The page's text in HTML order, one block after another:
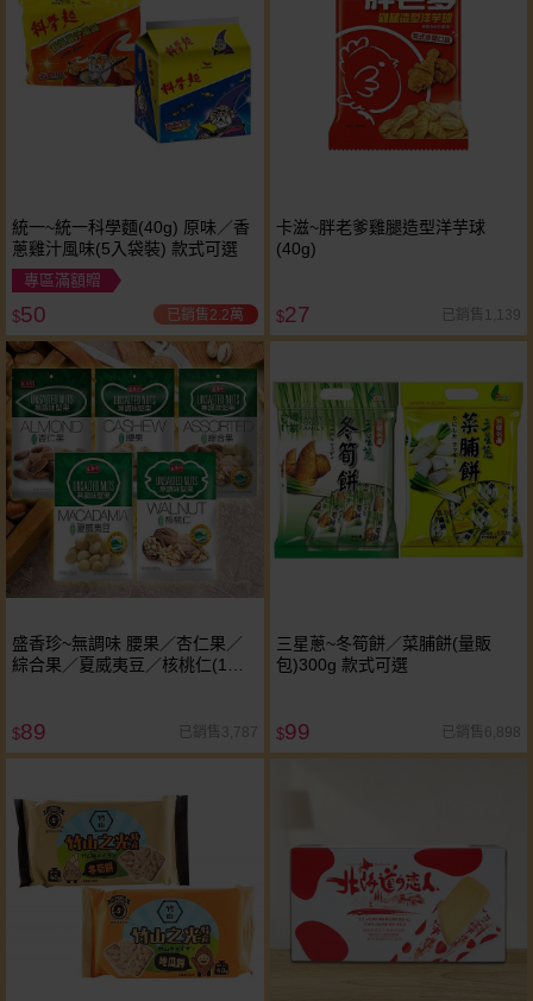
統一~統一科學麵(40g) 原味／香
蔥雞汁風味(5入袋裝) 款式可選
專區滿額贈
$50 已銷售2.2萬
卡滋~胖老爹雞腿造型洋芋球
(40g)
$27 已銷售1,139
盛香珍~無調味 腰果／杏仁果／
綜合果／夏威夷豆／核桃仁(1包
$89 已銷售3,787
三星蔥~冬筍餅／菜脯餅(量販
包)300g 款式可選
$99 已銷售6,898